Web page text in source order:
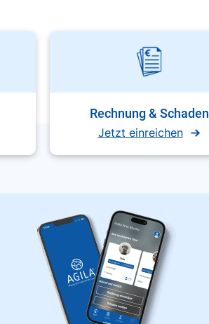
Rechnung & Schaden
Jetzt einreichen